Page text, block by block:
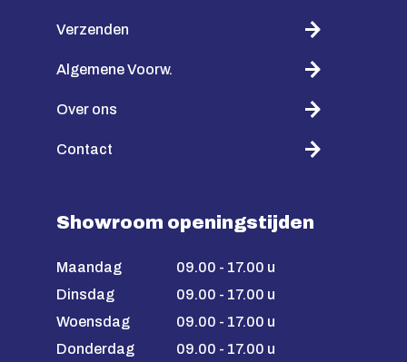
Verzenden
Algemene Voorw.
Over ons
Contact
Showroom openingstijden
Maandag
09.00 - 17.00 u
Dinsdag
09.00 - 17.00 u
Woensdag
09.00 - 17.00 u
Donderdag
09.00 - 17.00 u